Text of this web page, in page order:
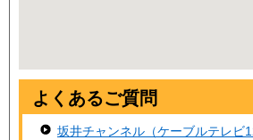
よくあるご質問
坂井チャンネル（ケーブルテレビ